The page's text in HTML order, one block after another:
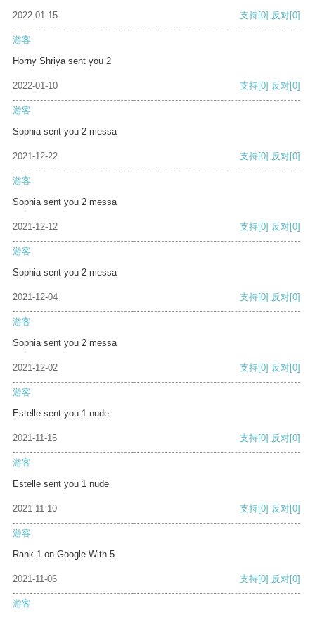
2022-01-15 支持[0] 反对[0]
游客
Horny Shriya sent you 2
2022-01-10 支持[0] 反对[0]
游客
Sophia sent you 2 messa
2021-12-22 支持[0] 反对[0]
游客
Sophia sent you 2 messa
2021-12-12 支持[0] 反对[0]
游客
Sophia sent you 2 messa
2021-12-04 支持[0] 反对[0]
游客
Sophia sent you 2 messa
2021-12-02 支持[0] 反对[0]
游客
Estelle sent you 1 nude
2021-11-15 支持[0] 反对[0]
游客
Estelle sent you 1 nude
2021-11-10 支持[0] 反对[0]
游客
Rank 1 on Google With 5
2021-11-06 支持[0] 反对[0]
游客